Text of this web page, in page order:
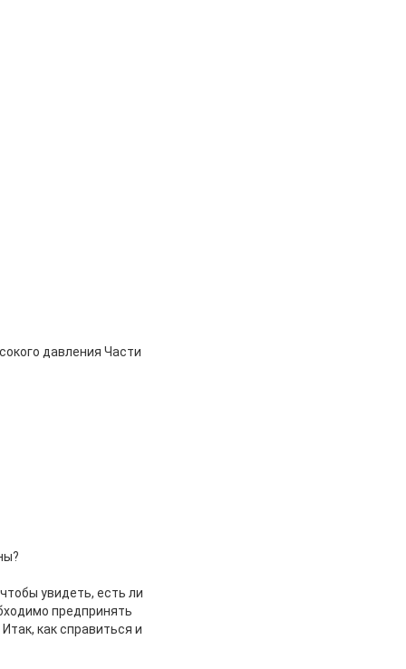
давления Части
увидеть, есть ли
предпринять
как справиться и